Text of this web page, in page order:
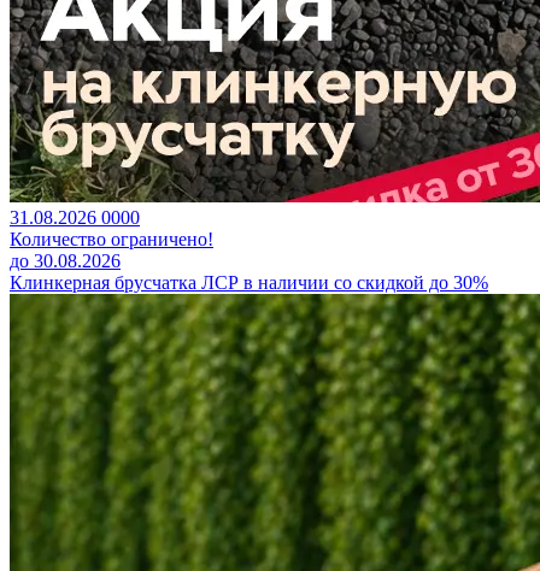
31.08.2026 0000
Количество ограничено!
до 30.08.2026
Клинкерная брусчатка ЛСР в наличии со скидкой до 30%